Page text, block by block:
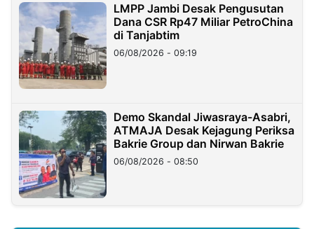
LMPP Jambi Desak Pengusutan
Dana CSR Rp47 Miliar PetroChina
di Tanjabtim
06/08/2026 - 09:19
Demo Skandal Jiwasraya-Asabri,
ATMAJA Desak Kejagung Periksa
Bakrie Group dan Nirwan Bakrie
06/08/2026 - 08:50